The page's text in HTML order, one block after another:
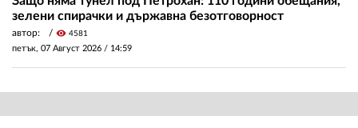
зелени спирачки и държавна безотговорност
автор: visibility 4581
петък, 07 Август 2026 / 14:59